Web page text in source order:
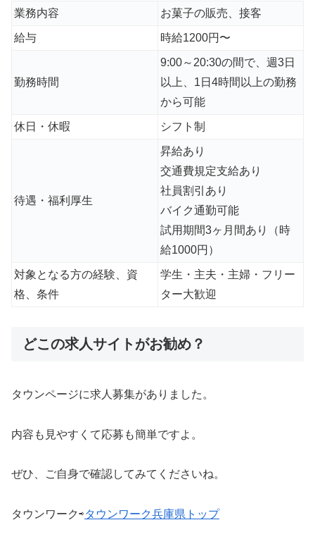
業務内容 お菓子の販売、接客
給与 時給1200円〜
勤務時間
9:00～20:30の間で、週3日
以上、1日4時間以上の勤務
から可能
休日・休暇 シフト制
待遇・福利厚生
昇給あり
交通費規定支給あり
社員割引あり
バイク通勤可能
試用期間3ヶ月間あり（時
給1000円）
対象となる方の経験、資
格、条件
学生・主夫・主婦・フリー
ター大歓迎
どこの求人サイトがお勧め？
タウンページに求人募集がありました。
内容も見やすくて応募も簡単ですよ。
ぜひ、ご自身で確認してみてくださいね。
タウンワーク⇨タウンワーク兵庫県トップ